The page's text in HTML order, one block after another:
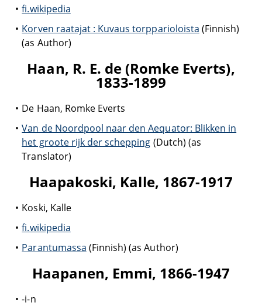
fi.wikipedia
Korven raatajat : Kuvaus torpparioloista (Finnish)
(as Author)
Haan, R. E. de (Romke Everts),
1833-1899
De Haan, Romke Everts
Van de Noordpool naar den Aequator: Blikken in
het groote rijk der schepping (Dutch) (as
Translator)
Haapakoski, Kalle, 1867-1917
Koski, Kalle
fi.wikipedia
Parantumassa (Finnish) (as Author)
Haapanen, Emmi, 1866-1947
-i-n